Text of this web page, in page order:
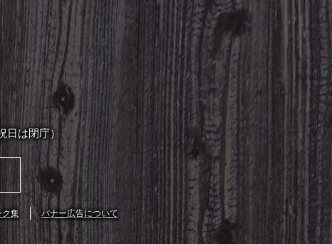
は閉庁）
ク集 バナー広告について